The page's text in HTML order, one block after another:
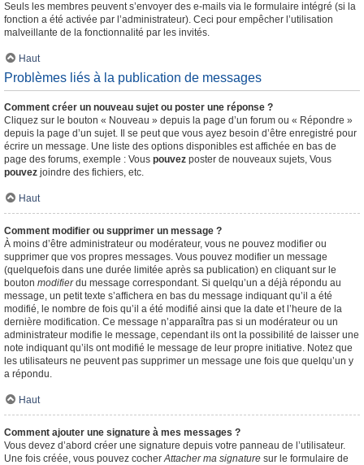
Seuls les membres peuvent s’envoyer des e-mails via le formulaire intégré (si la
fonction a été activée par l’administrateur). Ceci pour empêcher l’utilisation
malveillante de la fonctionnalité par les invités.
Haut
Problèmes liés à la publication de messages
Comment créer un nouveau sujet ou poster une réponse ?
Cliquez sur le bouton « Nouveau » depuis la page d’un forum ou « Répondre »
depuis la page d’un sujet. Il se peut que vous ayez besoin d’être enregistré pour
écrire un message. Une liste des options disponibles est affichée en bas de
page des forums, exemple : Vous pouvez poster de nouveaux sujets, Vous
pouvez joindre des fichiers, etc.
Haut
Comment modifier ou supprimer un message ?
À moins d’être administrateur ou modérateur, vous ne pouvez modifier ou
supprimer que vos propres messages. Vous pouvez modifier un message
(quelquefois dans une durée limitée après sa publication) en cliquant sur le
bouton modifierdu message correspondant. Si quelqu’un a déjà répondu au
message, un petit texte s’affichera en bas du message indiquant qu’il a été
modifié, le nombre de fois qu’il a été modifié ainsi que la date et l’heure de la
dernière modification. Ce message n’apparaîtra pas si un modérateur ou un
administrateur modifie le message, cependant ils ont la possibilité de laisser une
note indiquant qu’ils ont modifié le message de leur propre initiative. Notez que
les utilisateurs ne peuvent pas supprimer un message une fois que quelqu’un y
a répondu.
Haut
Comment ajouter une signature à mes messages ?
Vous devez d’abord créer une signature depuis votre panneau de l’utilisateur.
Une fois créée, vous pouvez cocherAttacher ma signature sur le formulaire de